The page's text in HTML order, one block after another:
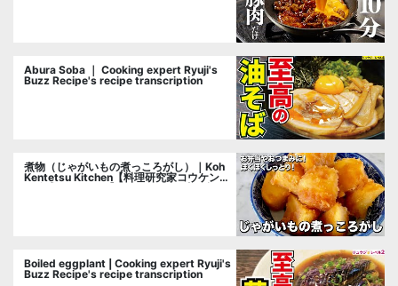
Abura Soba ｜ Cooking expert Ryuji's
Buzz Recipe's recipe transcription
煮物（じゃがいもの煮っころがし）｜Koh
Kentetsu Kitchen【料理研究家コウケンテ
Boiled eggplant | Cooking expert Ryuji's
Buzz Recipe's recipe transcription